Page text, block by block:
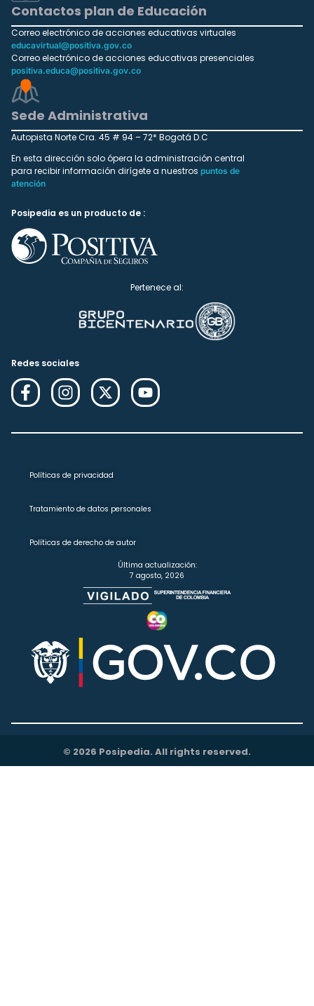
Contactos plan de Educación
Correo electrónico de acciones educativas virtuales
educavirtual@positiva.gov.co
Correo electrónico de acciones educativas presenciales
positiva.educa@positiva.gov.co
Sede Administrativa
Autopista Norte Cra. 45 # 94 – 72* Bogotá D.C
En esta dirección solo ópera la administración central
para recibir información dirígete a nuestros puntos de
atención
Posipedia es un producto de :
Pertenece al:
Redes sociales
Políticas de privacidad
Tratamiento de datos personales
Políticas de derecho de autor
Última actualización:
7 agosto, 2026
© 2026 Posipedia. All rights reserved.